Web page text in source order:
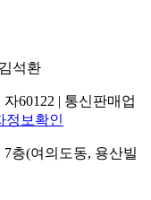
석환
60122 | 통신판매업
정보확인
층(여의도동, 용산빌